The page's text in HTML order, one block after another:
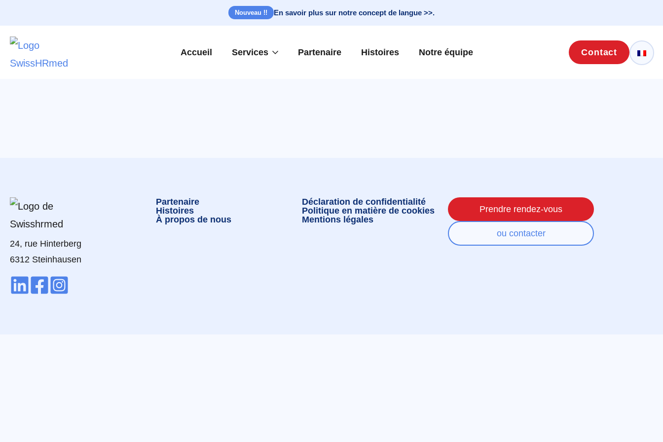
Nouveau !! En savoir plus sur notre concept de langue >>.
Accueil Services Partenaire Histoires Notre équipe Contact
24, rue Hinterberg
6312 Steinhausen
Partenaire
Histoires
À propos de nous
Déclaration de confidentialité
Politique en matière de cookies
Mentions légales
Prendre rendez-vous
ou contacter